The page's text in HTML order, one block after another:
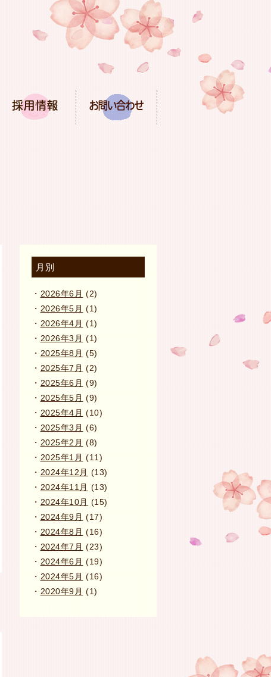
月別
2026年6月 (2)
2026年5月 (1)
2026年4月 (1)
2026年3月 (1)
2025年8月 (5)
2025年7月 (2)
2025年6月 (9)
2025年5月 (9)
2025年4月 (10)
2025年3月 (6)
2025年2月 (8)
2025年1月 (11)
2024年12月 (13)
2024年11月 (13)
2024年10月 (15)
2024年9月 (17)
2024年8月 (16)
2024年7月 (23)
2024年6月 (19)
2024年5月 (16)
2020年9月 (1)